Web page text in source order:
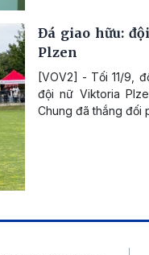
Đá giao hữu:
Plzen
[VOV2] - Tối 11/9,
đội nữ Viktoria
Chung đã thắng đối